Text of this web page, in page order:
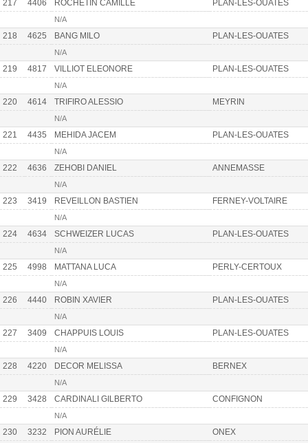
217 4406 ROCHETIN CAMILLE PLAN-LES-OUATES
N/A
218 4625 BANG MILO PLAN-LES-OUATES
N/A
219 4817 VILLIOT ELEONORE PLAN-LES-OUATES
N/A
220 4614 TRIFIRO ALESSIO MEYRIN
N/A
221 4435 MEHIDA JACEM PLAN-LES-OUATES
N/A
222 4636 ZEHOBI DANIEL ANNEMASSE
N/A
223 3419 REVEILLON BASTIEN FERNEY-VOLTAIRE
N/A
224 4634 SCHWEIZER LUCAS PLAN-LES-OUATES
N/A
225 4998 MATTANA LUCA PERLY-CERTOUX
N/A
226 4440 ROBIN XAVIER PLAN-LES-OUATES
N/A
227 3409 CHAPPUIS LOUIS PLAN-LES-OUATES
N/A
228 4220 DECOR MELISSA BERNEX
N/A
229 3428 CARDINALI GILBERTO CONFIGNON
N/A
230 3232 PION AURÉLIE ONEX